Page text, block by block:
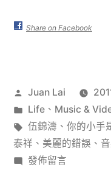
小
暖
的
Share on Facebook
作
者:
Juan Lai
分
類:
Life、 Music &
標
籤:
伍錦濤 、 你的小手
泰祥 、 美麗的錯誤 、
在
發佈留言